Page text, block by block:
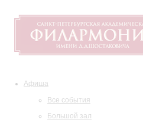
Афиша
Все события
Большой зал